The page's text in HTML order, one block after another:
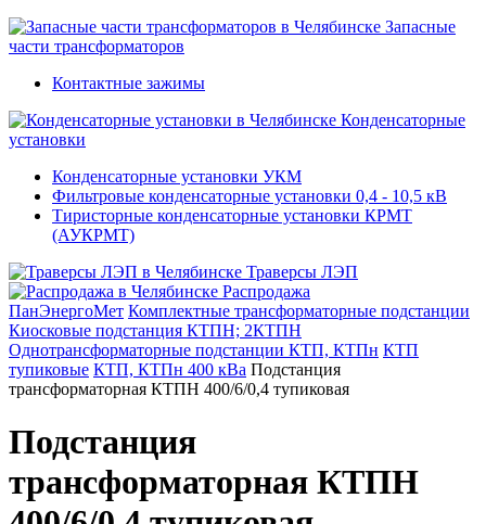
Запасные
части трансформаторов
Контактные зажимы
Конденсаторные
установки
Конденсаторные установки УКМ
Фильтровые конденсаторные установки 0,4 - 10,5 кВ
Тиристорные конденсаторные установки КРМТ
(АУКРМТ)
Траверсы ЛЭП
Распродажа
ПанЭнергоМет Комплектные трансформаторные подстанции
Киосковые подстанция КТПН; 2КТПН
Однотрансформаторные подстанции КТП, КТПн КТП
тупиковые КТП, КТПн 400 кВа Подстанция
трансформаторная КТПН 400/6/0,4 тупиковая
Подстанция
трансформаторная КТПН